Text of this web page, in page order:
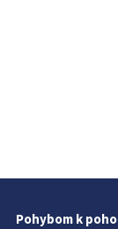
Pohybom k